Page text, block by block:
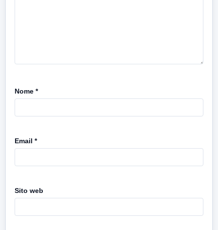
Nome *
Email *
Sito web